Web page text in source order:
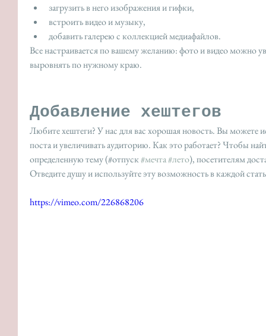
загрузить в него изображения и гифки,
встроить видео и музыку,
добавить галерею с коллекцией медиафайлов.
Все настраивается по вашему желанию: фото и видео можно
выровнять по нужному краю.
Добавление хештегов
Любите хештеги? У нас для вас хорошая новость. Вы можете
поста и увеличивать аудиторию. Как это работает? Чтобы
определенную тему (#отпуск #мечта#лето), посетителям
Отведите душу и используйте эту возможность в каждой
https://vimeo.com/226868206